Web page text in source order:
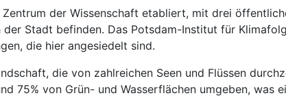
der Wissenschaft etabliert, mit drei
Stadt befinden. Das Potsdam-Institut für
die hier angesiedelt sind.
die von zahlreichen Seen und Flüssen
75% von Grün- und Wasserflächen umgeben, was